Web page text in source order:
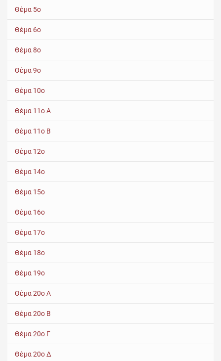
Θέμα 5ο
Θέμα 6ο
Θέμα 8ο
Θέμα 9ο
Θέμα 10ο
Θέμα 11ο Α
Θέμα 11ο Β
Θέμα 12ο
Θέμα 14ο
Θέμα 15ο
Θέμα 16ο
Θέμα 17ο
Θέμα 18ο
Θέμα 19ο
Θέμα 20ο Α
Θέμα 20ο Β
Θέμα 20ο Γ
Θέμα 20ο Δ